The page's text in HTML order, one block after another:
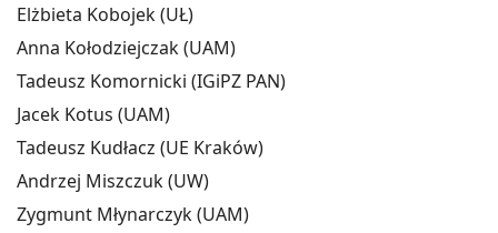
Elżbieta Kobojek (UŁ)
Anna Kołodziejczak (UAM)
Tadeusz Komornicki (IGiPZ PAN)
Jacek Kotus (UAM)
Tadeusz Kudłacz (UE Kraków)
Andrzej Miszczuk (UW)
Zygmunt Młynarczyk (UAM)